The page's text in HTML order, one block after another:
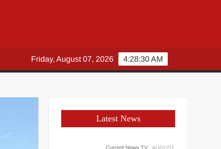
4:28:31 AM
Friday, August 07, 2026
Latest News
Current News TV
AUGUST